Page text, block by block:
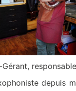
Gérant,
depuis